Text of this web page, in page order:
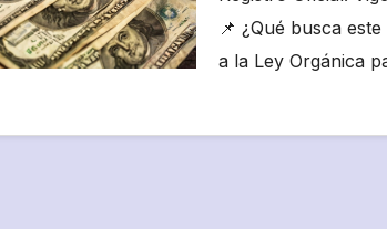
📌 ¿Qué busca
a la Ley Orgánica